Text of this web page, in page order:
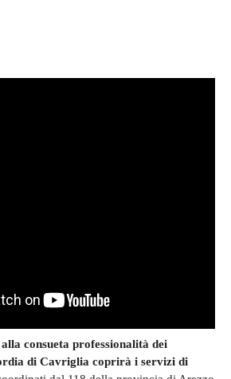
consueta professionalità dei
di Cavriglia coprirà i servizi di